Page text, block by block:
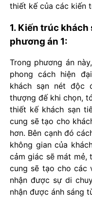
thiết kế của các kiến
1. Kiến trúc khách
phương án 1:
Trong phương án này,
phong cách hiện
khách sạn nét
thượng đế khi chọn,
thiết kế khách sạn
cung sẽ tạo cho
hơn. Bên cạnh đó
không gian của
cảm giác sẽ mát mẻ,
cung sẽ tạo cho các
nhận được sự di
nhận được ánh sáng